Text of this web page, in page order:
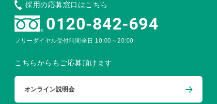
採用の応募窓口はこちら
0120-842-694
フリーダイヤル受付時間全日 10:00～20:00
こちらからもご応募頂けます
オンライン説明会